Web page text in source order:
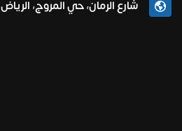
شارع الرمان، حي المروج، الرياض 12282.